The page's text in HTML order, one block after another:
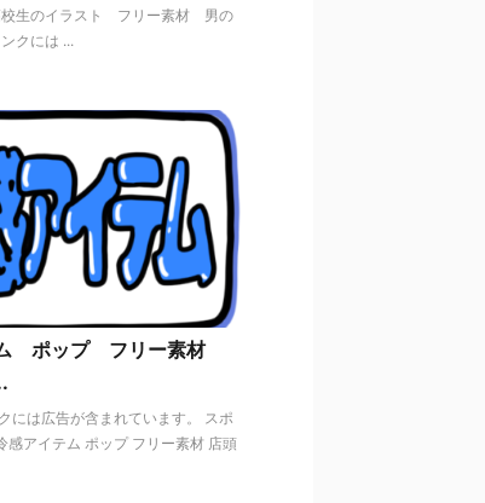
校生のイラスト フリー素材 男の
クには ...
ポップ フリー素材
には広告が含まれています。 スポ
アイテム ポップ フリー素材 店頭